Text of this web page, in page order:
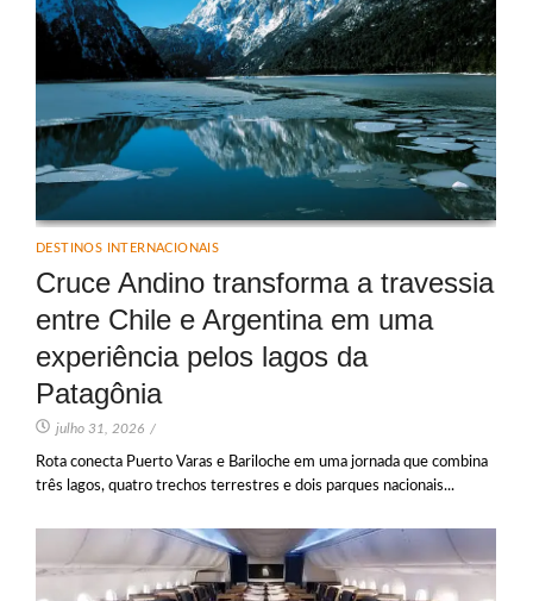
DESTINOS INTERNACIONAIS
Cruce Andino transforma a travessia
entre Chile e Argentina em uma
experiência pelos lagos da
Patagônia
julho 31, 2026 /
Rota conecta Puerto Varas e Bariloche em uma jornada que combina
três lagos, quatro trechos terrestres e dois parques nacionais...